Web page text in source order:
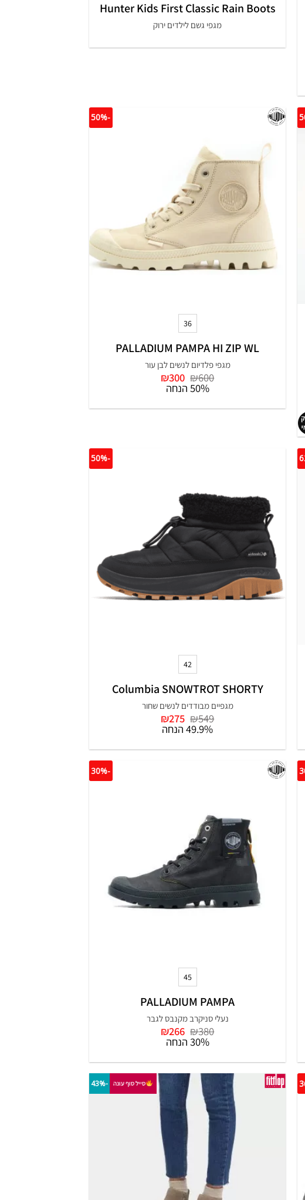
Hunter Kids First Classic Rain Boots
מגפי גשם לילדים ירוק
-50%
36
PALLADIUM PAMPA HI ZIP WL
מגפי פלדיום לנשים לבן עור
₪600 המחיר
המקורי
₪600.
₪300
₪300.
50% הנחה
-50%
42
Columbia SNOWTROT SHORTY
מגפיים מבודדים לנשים שחור
₪549 המחיר
המקורי
₪549.
₪275
₪275.
49.9% הנחה
-30%
45
PALLADIUM PAMPA
נעלי סניקרב מקנבס לגבר
₪380 המחיר
המקורי
₪380.
₪266
₪266.
30% הנחה
סייל סוף עונה -43%